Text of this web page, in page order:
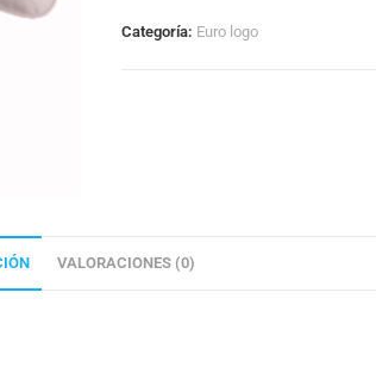
Categoría: Euro logo
VALORACIONES (0)